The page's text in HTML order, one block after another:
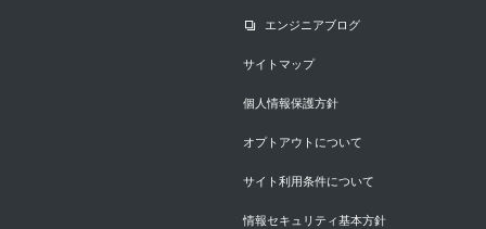
エンジニアブログ
サイトマップ
個人情報保護方針
オプトアウトについて
サイト利用条件について
情報セキュリティ基本方針